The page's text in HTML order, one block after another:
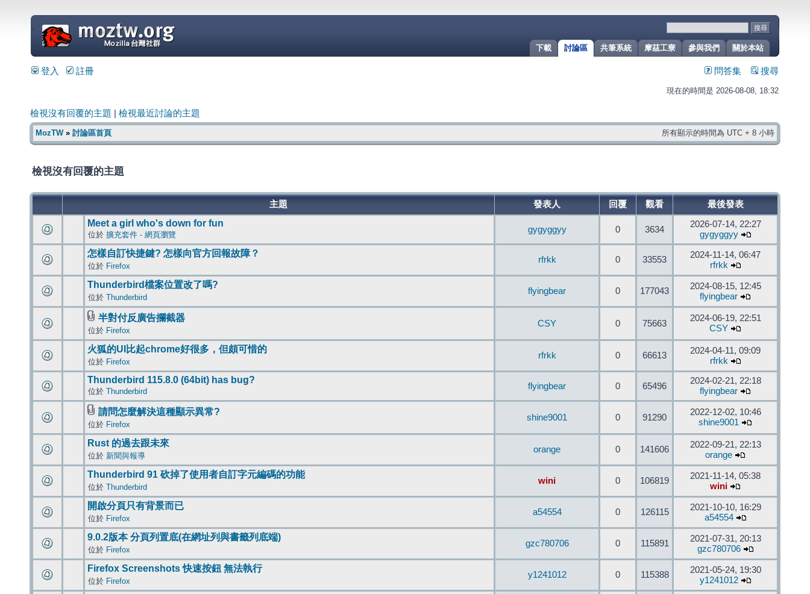
關於本站
參與我們
摩茲工寮
共筆系統
討論區
下載
=
登入 註冊 問答集 搜尋
現在的時間是 2026-08-08, 18:32
檢視沒有回覆的主題 檢視最近討論的主題
MozTW» 討論區首頁 所有顯示的時間為 UTC + 8 小時
檢視沒有回覆的主題
主題 發表人 回覆 觀看 最後發表
Meet a girl who's down for fun
位於 擴充套件 - 網頁瀏覽
gygyggyy 0 3634
2026-07-14, 22:27
gygyggyy
怎樣自訂快捷鍵? 怎樣向官方回報故障？
位於 Firefox
rfrkk 0 33553
2024-11-14, 06:47
rfrkk
Thunderbird檔案位置改了嗎?
位於 Thunderbird
flyingbear 0 177043
2024-08-15, 12:45
flyingbear
半對付反廣告攔截器
位於 Firefox
CSY 0 75663
2024-06-19, 22:51
CSY
火狐的UI比起chrome好很多，但頗可惜的
位於 Firefox
rfrkk 0 66613
2024-04-11, 09:09
rfrkk
Thunderbird 115.8.0 (64bit) has bug?
位於 Thunderbird
flyingbear 0 65496
2024-02-21, 22:18
flyingbear
請問怎麼解決這種顯示異常?
位於 Firefox
shine9001 0 91290
2022-12-02, 10:46
shine9001
Rust 的過去跟未來
位於 新聞與報導
orange 0 141606
2022-09-21, 22:13
orange
Thunderbird 91 砍掉了使用者自訂字元編碼的功能
位於 Thunderbird
wini 0 106819
2021-11-14, 05:38
wini
開啟分頁只有背景而已
位於 Firefox
a54554 0 126115
2021-10-10, 16:29
a54554
9.0.2版本 分頁列置底(在網址列與書籤列底端)
位於 Firefox
gzc780706 0 115891
2021-07-31, 20:13
gzc780706
Firefox Screenshots 快速按鈕 無法執行
位於 Firefox
y1241012 0 115388
2021-05-24, 19:30
y1241012